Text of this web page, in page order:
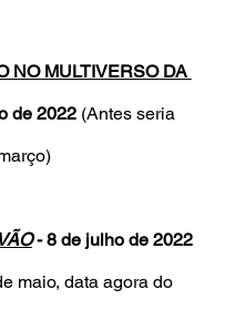
NO MULTIVERSO DA
de 2022 (Antes seria
- 8 de julho de 2022
maio, data agora do